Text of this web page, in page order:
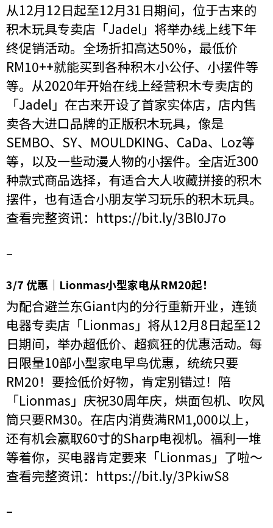
从12月12日起至12月31日期间，位于古来的
积木玩具专卖店「Jadel」将举办线上线下年
终促销活动。全场折扣高达50%，最低价
RM10++就能买到各种积木小公仔、小摆件等
等。从2020年开始在线上经营积木专卖店的
「Jadel」在古来开设了首家实体店，店内售
卖各大进口品牌的正版积木玩具，像是
SEMBO、SY、MOULDKING、CaDa、Loz等
等，以及一些动漫人物的小摆件。全店近300
种款式商品选择，有适合大人收藏拼接的积木
摆件，也有适合小朋友学习玩乐的积木玩具。
查看完整资讯： https://bit.ly/3Bl0J7o
–
3/7 优惠｜Lionmas小型家电从RM20起！
为配合避兰东Giant内的分行重新开业，连锁
电器专卖店「Lionmas」将从12月8日起至12
日期间，举办超低价、超疯狂的优惠活动。每
日限量10部小型家电早鸟优惠，统统只要
RM20！要捡低价好物，肯定别错过！陪
「Lionmas」庆祝30周年庆，烘面包机、吹风
筒只要RM30。在店内消费满RM1,000以上，
还有机会赢取60寸的Sharp电视机。福利一堆
等着你，买电器肯定要来「Lionmas」了啦～
查看完整资讯： https://bit.ly/3PkiwS8
–